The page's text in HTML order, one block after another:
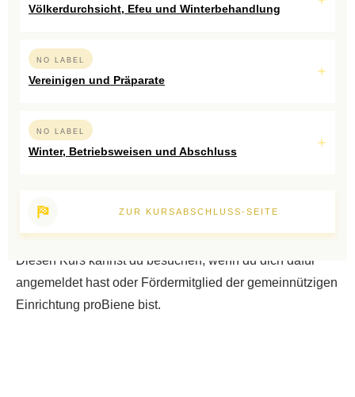
Diesen Kurs kannst du besuchen, wenn du dich dafür
angemeldet hast oder Fördermitglied der gemeinnützigen
Einrichtung proBiene bist.
Völkerdurchsicht, Efeu und Winterbehandlung
NO LABEL
Vereinigen und Präparate
NO LABEL
Winter, Betriebsweisen und Abschluss
ZUR KURSABSCHLUSS-SEITE